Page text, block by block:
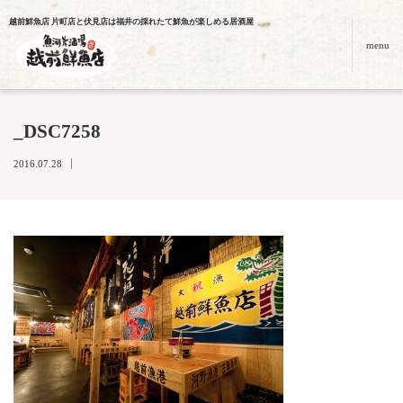
越前鮮魚店 片町店と伏見店は福井の採れたて鮮魚が楽しめる居酒屋
menu
_DSC7258
2016.07.28